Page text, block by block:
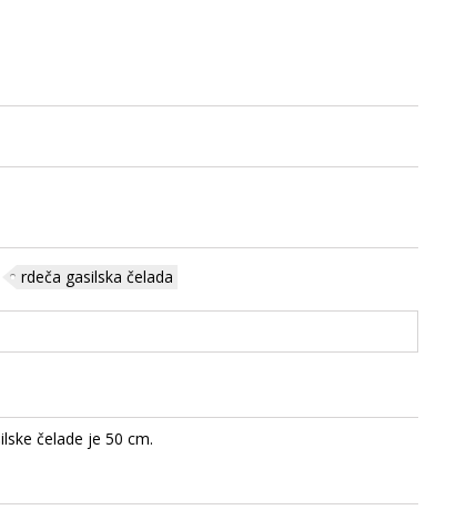
rdeča gasilska čelada
čelade je 50 cm.